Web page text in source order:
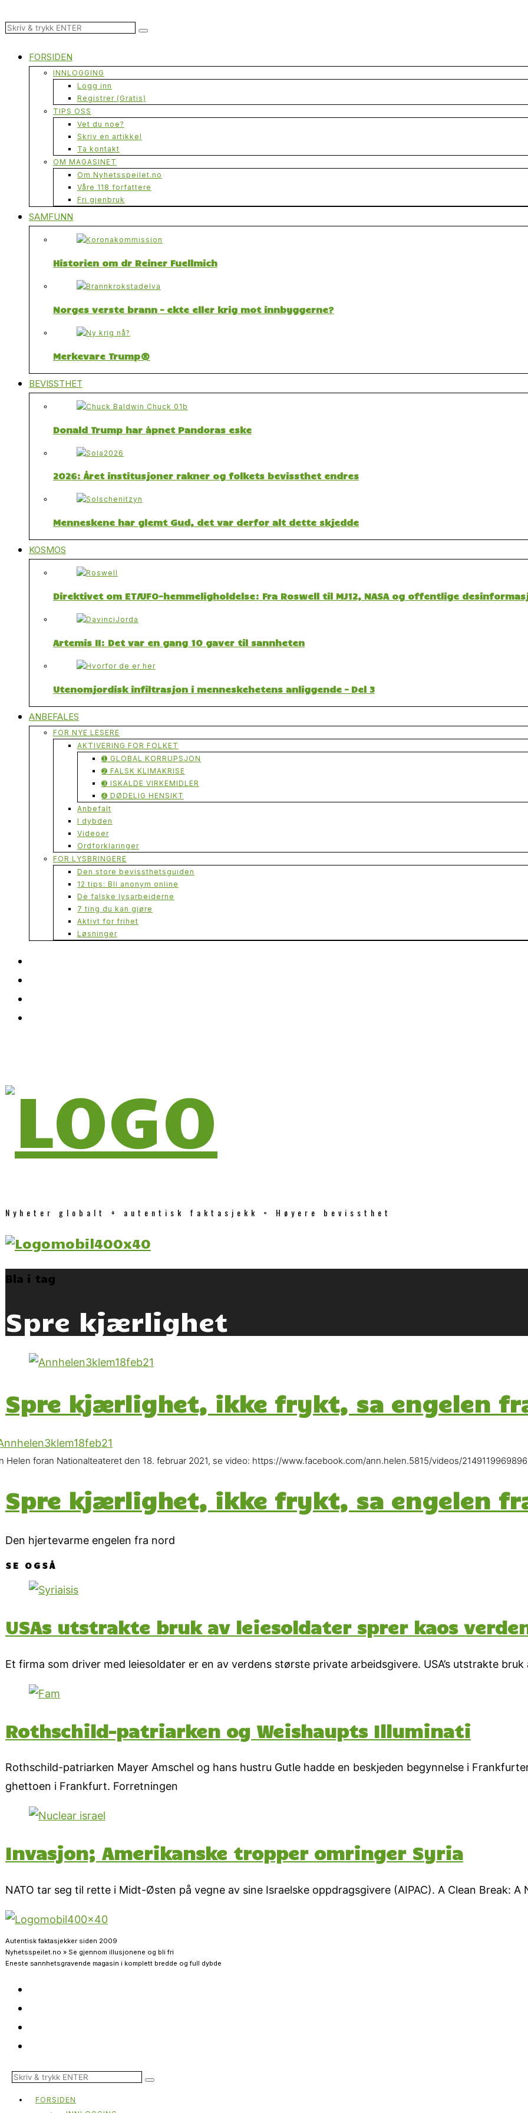
FORSIDEN
INNLOGGING
Logg inn
Registrer (Gratis)
TIPS OSS
Vet du noe?
Skriv en artikkel
Ta kontakt
OM MAGASINET
Om Nyhetsspeilet.no
Våre 118 forfattere
Fri gjenbruk
SAMFUNN
Historien om dr Reiner Fuellmich
Norges verste brann – ekte eller krig mot innbyggerne?
Merkevare Trump®
BEVISSTHET
Donald Trump har åpnet Pandoras eske
2026: Året institusjoner rakner og folkets bevissthet endres
Menneskene har glemt Gud, det var derfor alt dette skjedde
KOSMOS
Direktivet om ET/UFO-hemmeligholdelse: Fra Roswell til MJ12, NASA og offentlige
Artemis II: Det var en gang 10 gaver til sannheten
Utenomjordisk infiltrasjon i menneskehetens anliggende – Del 3
ANBEFALES
FOR NYE LESERE
AKTIVERING FOR FOLKET
➊ GLOBAL KORRUPSJON
➋ FALSK KLIMAKRISE
➌ ISKALDE VIRKEMIDLER
➍ DØDELIG HENSIKT
Anbefalt
I dybden
Videoer
Ordforklaringer
FOR LYSBRINGERE
Den store bevissthetsguiden
12 tips: Bli anonym online
De falske lysarbeiderne
7 ting du kan gjøre
Aktivt for frihet
Løsninger
Nyheter globalt + autentisk faktasjekk = Høyere bevissthet
Bla i tag
Spre kjærlighet
Spre kjærlighet, ikke frykt, sa engelen
Helen foran Nationalteateret den 18. februar 2021, se video: https://www.facebook.com/ann.helen.5815/videos/
Spre kjærlighet, ikke frykt, sa engelen
Den hjertevarme engelen fra nord
SE OGSÅ
USAs utstrakte bruk av leiesoldater sprer kaos
Et firma som driver med leiesoldater er en av verdens største private arbeidsgivere. USA’s utstrakte
Rothschild-patriarken og Weishaupts Illuminati
Rothschild-patriarken Mayer Amschel og hans hustru Gutle hadde en beskjeden begynnelse i
ghettoen i Frankfurt. Forretningen
Invasjon; Amerikanske tropper omringer Syria
NATO tar seg til rette i Midt-Østen på vegne av sine Israelske oppdragsgivere (AIPAC). A Clean Break: A
Autentisk faktasjekker siden 2009
Nyhetsspeilet.no » Se gjennom illusjonene og bli fri
Eneste sannhetsgravende magasin i komplett bredde og full dybde
FORSIDEN